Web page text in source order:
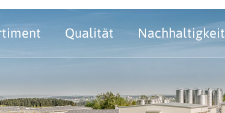
Qualität Nachhaltigkeit